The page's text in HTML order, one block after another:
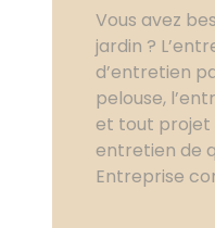
Vous avez
jardin ?
d’entretien
pelouse,
et tout projet
entretien de
Entreprise